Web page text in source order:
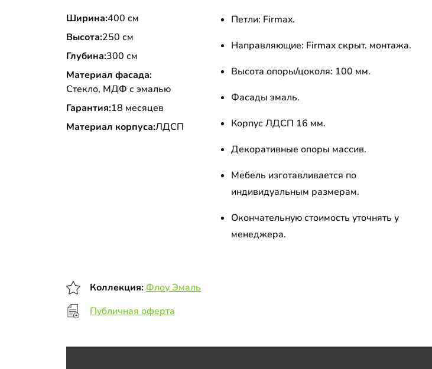
Ширина:400 см
Высота:250 см
Глубина:300 см
Материал фасада:
Стекло, МДФ с эмалью
Гарантия:18 месяцев
Материал корпуса:ЛДСП
Петли: Firmax.
Направляющие: Firmax скрыт. монтажа.
Высота опоры/цоколя: 100 мм.
Фасады эмаль.
Корпус ЛДСП 16 мм.
Декоративные опоры массив.
Мебель изготавливается по
индивидуальным размерам.
Окончательную стоимость уточнять у
менеджера.
Коллекция: Флоу Эмаль
Публичная оферта